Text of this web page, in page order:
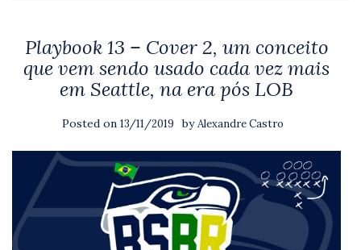
Playbook 13 – Cover 2, um conceito
que vem sendo usado cada vez mais
em Seattle, na era pós LOB
Posted on 13/11/2019 byAlexandre Castro